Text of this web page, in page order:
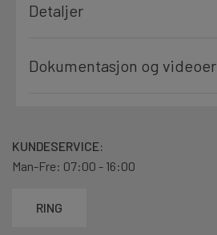
Detaljer
Dokumentasjon og videoer
KUNDESERVICE:
Man-Fre: 07:00 - 16:00
RING